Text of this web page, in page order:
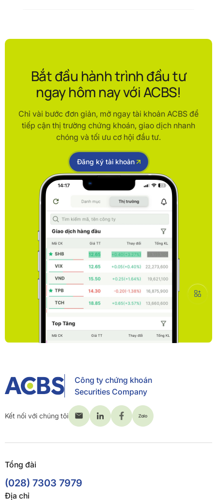
Bắt đầu hành trình đầu tư
ngay hôm nay với ACBS!
Chỉ vài bước đơn giản, mở ngay tài khoản ACBS để
tiếp cận thị trường chứng khoán, giao dịch nhanh
chóng và tối ưu cơ hội đầu tư.
Đăng ký tài khoản
Công ty chứng khoán
Securities Company
Kết nối với chúng tôi
Tổng đài
(028) 7303 7979
Địa chỉ